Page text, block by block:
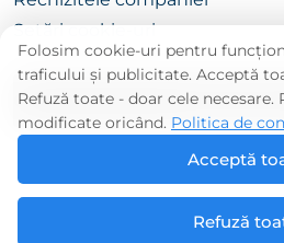
Setări cookie-uri
Folosim cookie-uri pentru
traficului și publicitate. Acceptă
Refuză toate - doar cele
modificate oricând. Politica de
Refuză
Acceptă